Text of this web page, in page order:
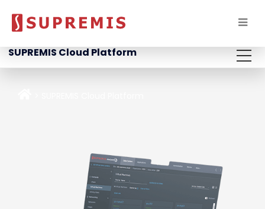
SUPREMIS Cloud Platform